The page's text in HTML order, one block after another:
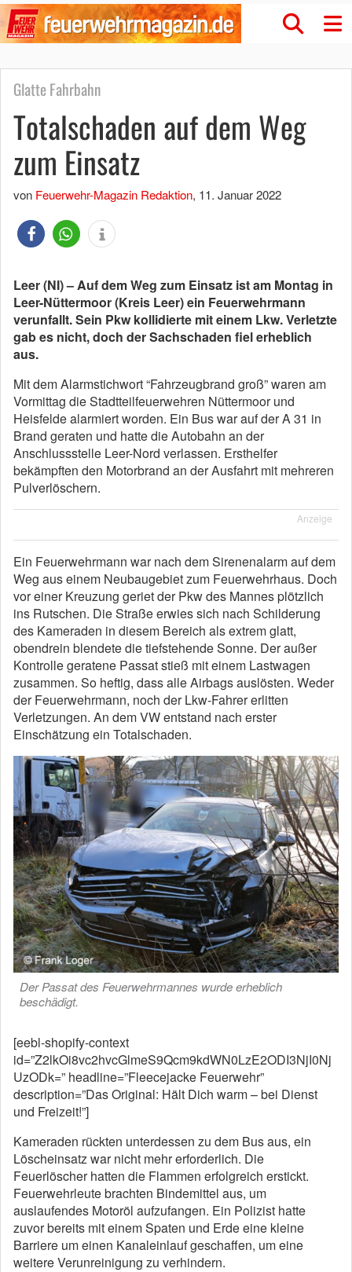
Glatte Fahrbahn
Totalschaden auf dem Weg
zum Einsatz
von Feuerwehr-Magazin Redaktion, 11. Januar 2022
Leer (NI) – Auf dem Weg zum Einsatz ist am Montag in
Leer-Nüttermoor (Kreis Leer) ein Feuerwehrmann
verunfallt. Sein Pkw kollidierte mit einem Lkw. Verletzte
gab es nicht, doch der Sachschaden fiel erheblich
aus.
Mit dem Alarmstichwort “Fahrzeugbrand groß” waren am
Vormittag die Stadtteilfeuerwehren Nüttermoor und
Heisfelde alarmiert worden. Ein Bus war auf der A 31 in
Brand geraten und hatte die Autobahn an der
Anschlussstelle Leer-Nord verlassen. Ersthelfer
bekämpften den Motorbrand an der Ausfahrt mit mehreren
Pulverlöschern.
Anzeige
Ein Feuerwehrmann war nach dem Sirenenalarm auf dem
Weg aus einem Neubaugebiet zum Feuerwehrhaus. Doch
vor einer Kreuzung geriet der Pkw des Mannes plötzlich
ins Rutschen. Die Straße erwies sich nach Schilderung
des Kameraden in diesem Bereich als extrem glatt,
obendrein blendete die tiefstehende Sonne. Der außer
Kontrolle geratene Passat stieß mit einem Lastwagen
zusammen. So heftig, dass alle Airbags auslösten. Weder
der Feuerwehrmann, noch der Lkw-Fahrer erlitten
Verletzungen. An dem VW entstand nach erster
Einschätzung ein Totalschaden.
Der Passat des Feuerwehrmannes wurde erheblich
beschädigt.
[eebl-shopify-context
id=”Z2lkOi8vc2hvcGlmeS9Qcm9kdWN0LzE2ODI3NjI0Nj
UzODk=” headline=”Fleecejacke Feuerwehr”
description=”Das Original: Hält Dich warm – bei Dienst
und Freizeit!”]
Kameraden rückten unterdessen zu dem Bus aus, ein
Löscheinsatz war nicht mehr erforderlich. Die
Feuerlöscher hatten die Flammen erfolgreich erstickt.
Feuerwehrleute brachten Bindemittel aus, um
auslaufendes Motoröl aufzufangen. Ein Polizist hatte
zuvor bereits mit einem Spaten und Erde eine kleine
Barriere um einen Kanaleinlauf geschaffen, um eine
weitere Verunreinigung zu verhindern.